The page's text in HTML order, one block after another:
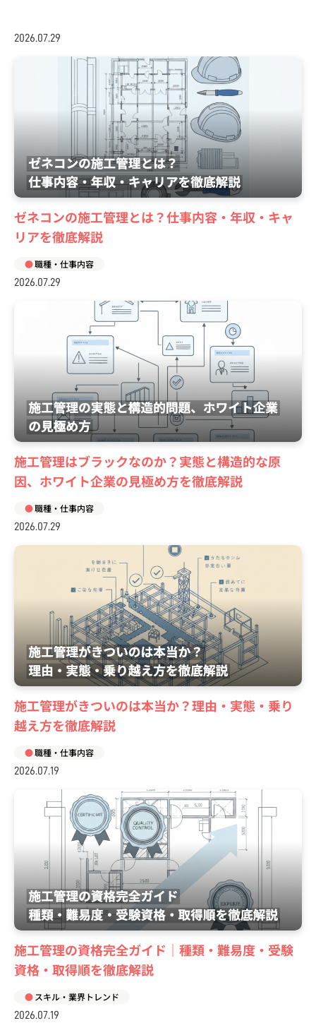
2026.07.29
ゼネコンの施工管理とは？仕事内容・年収・キャ
リアを徹底解説
職種・仕事内容
2026.07.29
施工管理はブラックなのか？実態と構造的な原
因、ホワイト企業の見極め方を徹底解説
職種・仕事内容
2026.07.29
施工管理がきついのは本当か？理由・実態・乗り
越え方を徹底解説
職種・仕事内容
2026.07.19
施工管理の資格完全ガイド｜種類・難易度・受験
資格・取得順を徹底解説
スキル・業界トレンド
2026.07.19